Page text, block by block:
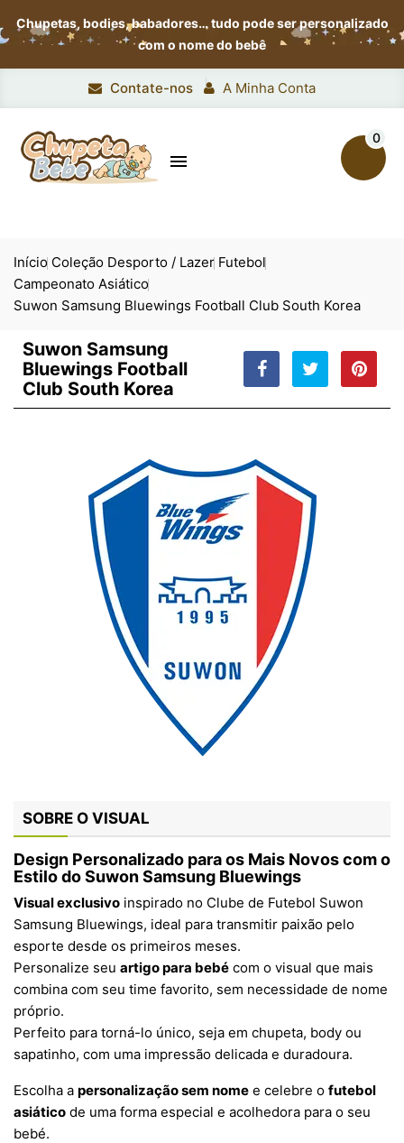
Chupetas, bodies, babadores…tudo pode ser personalizado
com o nome do bebê
Contate-nos A Minha Conta

0
Início Coleção Desporto / Lazer Futebol
Campeonato Asiático
Suwon Samsung Bluewings Football Club South Korea
Suwon Samsung
Bluewings Football
Club South Korea
SOBRE O VISUAL
Design Personalizado para os Mais Novos com o
Estilo do Suwon Samsung Bluewings
Visual exclusivo inspirado no Clube de Futebol Suwon
Samsung Bluewings, ideal para transmitir paixão pelo
esporte desde os primeiros meses.
Personalize seu artigo para bebé com o visual que mais
combina com seu time favorito, sem necessidade de nome
próprio.
Perfeito para torná-lo único, seja em chupeta, body ou
sapatinho, com uma impressão delicada e duradoura.
Escolha a personalização sem nome e celebre o futebol
asiático de uma forma especial e acolhedora para o seu
bebé.